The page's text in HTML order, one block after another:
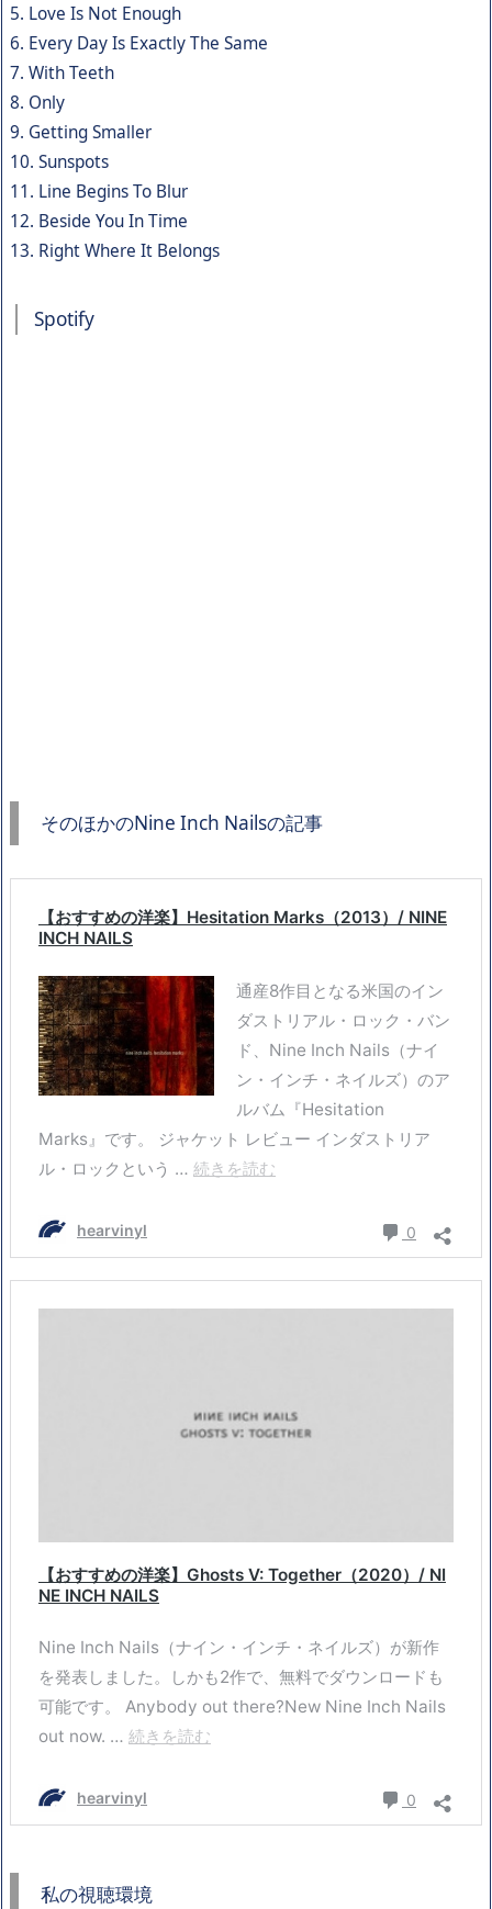
5. Love Is Not Enough
6. Every Day Is Exactly The Same
7. With Teeth
8. Only
9. Getting Smaller
10. Sunspots
11. Line Begins To Blur
12. Beside You In Time
13. Right Where It Belongs
Spotify
そのほかのNine Inch Nailsの記事
私の視聴環境